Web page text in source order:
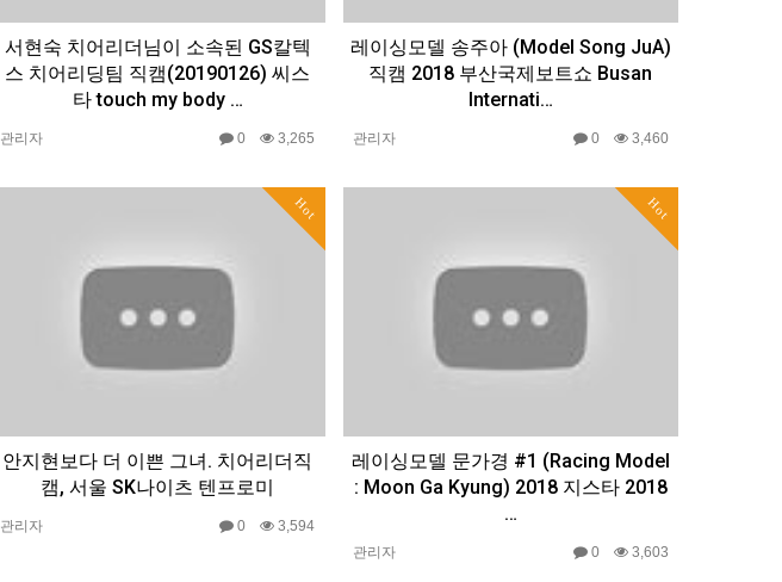
서현숙 치어리더님이 소속된 GS칼텍
스 치어리딩팀 직캠(20190126) 씨스
타 touch my body …
관리자 0 3,265
레이싱모델 송주아 (Model Song JuA)
직캠 2018 부산국제보트쇼 Busan
Internati…
관리자 0 3,460
Hot
안지현보다 더 이쁜 그녀. 치어리더직
캠, 서울 SK나이츠 텐프로미
관리자 0 3,594
Hot
레이싱모델 문가경 #1 (Racing Model
: Moon Ga Kyung) 2018 지스타 2018
…
관리자 0 3,603